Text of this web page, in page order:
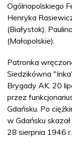
Ogólnopolskiego
Henryka
(Białystok),
(Małopolskie).
Patronka
Siedzikówna
Brygady AK. 20
przez
Gdańsku. Po
w Gdańsku
28 sierpnia 1946 r.